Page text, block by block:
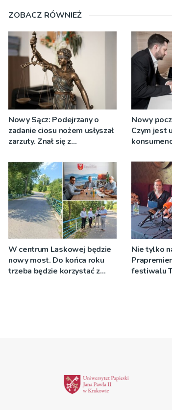
ZOBACZ RÓWNIEŻ
Nowy Sącz: Podejrzany o
zadanie ciosu nożem usłyszał
zarzuty. Znał się z
Nowy
Czym jest
wyjściem?
W centrum Laskowej będzie
nowy most. Do końca roku
trzeba będzie korzystać z
Nie tylko
festiwalu